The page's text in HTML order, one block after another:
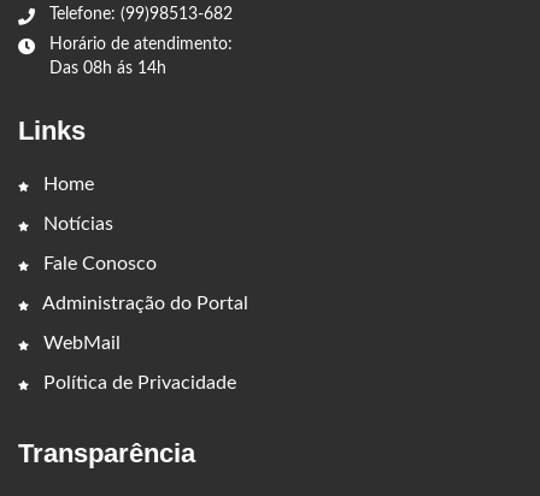
Telefone: (99)98513-682
Horário de atendimento:
Das 08h ás 14h
Links
Home
Notícias
Fale Conosco
Administração do Portal
WebMail
Política de Privacidade
Transparência